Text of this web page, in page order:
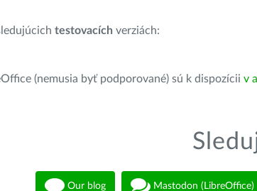
testovacích verziách:
(nemusia byť podporované) sú k dispozícii v
Our blog Mastodon (LibreOffice)